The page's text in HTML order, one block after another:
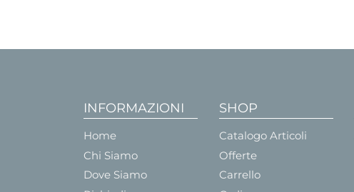
INFORMAZIONI
Home
Chi Siamo
Dove Siamo
SHOP
Catalogo Articoli
Offerte
Carrello